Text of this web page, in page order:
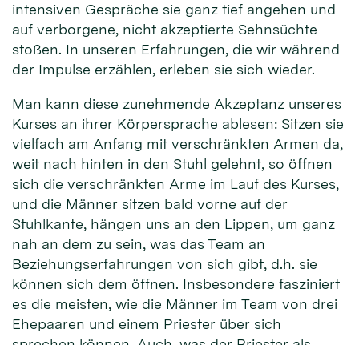
intensiven Gespräche sie ganz tief angehen und
auf verborgene, nicht akzeptierte Sehnsüchte
stoßen. In unseren Erfahrungen, die wir während
der Impulse erzählen, erleben sie sich wieder.
Man kann diese zunehmende Akzeptanz unseres
Kurses an ihrer Körpersprache ablesen: Sitzen sie
vielfach am Anfang mit verschränkten Armen da,
weit nach hinten in den Stuhl gelehnt, so öffnen
sich die verschränkten Arme im Lauf des Kurses,
und die Männer sitzen bald vorne auf der
Stuhlkante, hängen uns an den Lippen, um ganz
nah an dem zu sein, was das Team an
Beziehungserfahrungen von sich gibt, d.h. sie
können sich dem öffnen. Insbesondere fasziniert
es die meisten, wie die Männer im Team von drei
Ehepaaren und einem Priester über sich